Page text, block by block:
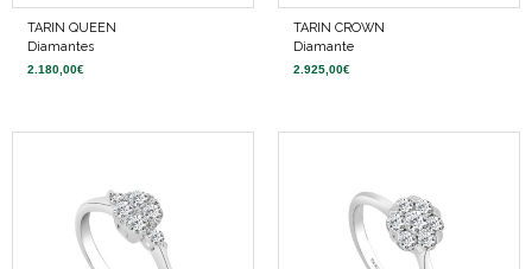
Diamantes
2.180,00€
Diamante
2.925,00€